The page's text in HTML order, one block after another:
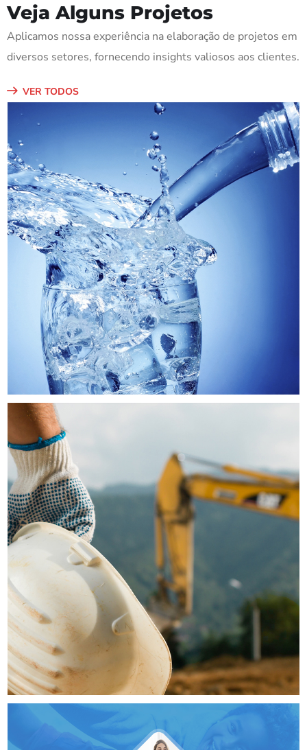
Veja Alguns Projetos
Aplicamos nossa experiência na elaboração de projetos em
diversos setores, fornecendo insights valiosos aos clientes.
VER TODOS
Vanágua
SITES
Rumo Certo
SITES